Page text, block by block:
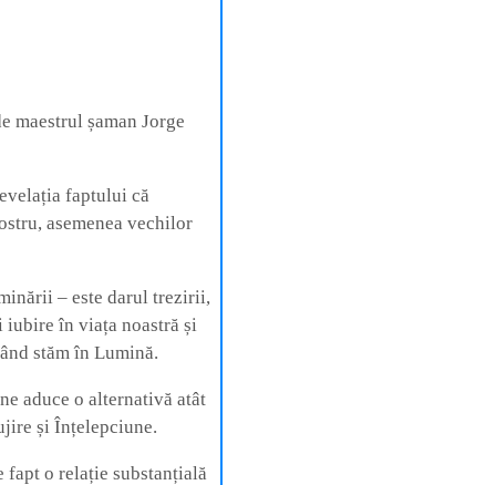
maestrul șaman Jorge
faptului că
asemenea vechilor
– este darul trezirii,
iubire în viața noastră și
stăm în Lumină.
ne aduce o alternativă atât
și Înțelepciune.
fapt o relație substanțială